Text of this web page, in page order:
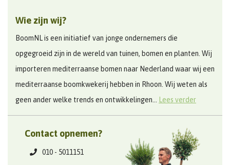
Wie zijn wij?
BoomNL is een initiatief van jonge ondernemers die
opgegroeid zijn in de wereld van tuinen, bomen en planten. Wij
importeren mediterraanse bomen naar Nederland waar wij een
mediterraanse boomkwekerij hebben in Rhoon. Wij weten als
geen ander welke trends en ontwikkelingen... Lees verder
Contact opnemen?
010 - 5011151